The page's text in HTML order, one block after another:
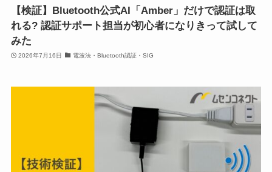
【検証】Bluetooth公式AI「Amber」だけで認証は取
れる? 認証サポート担当が初心者になりきって試して
みた
2026年7月16日 電波法・Bluetooth認証・SIG